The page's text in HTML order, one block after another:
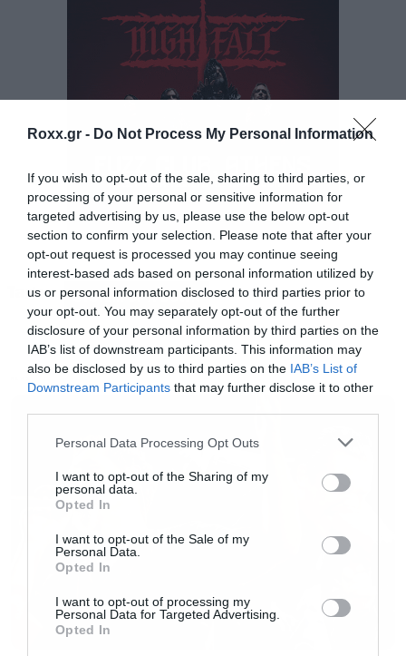
Roxx.gr - Do Not Process My Personal Information
If you wish to opt-out of the sale, sharing to third parties, or
processing of your personal or sensitive information for
targeted advertising by us, please use the below opt-out
section to confirm your selection. Please note that after your
opt-out request is processed you may continue seeing
interest-based ads based on personal information utilized by
us or personal information disclosed to third parties prior to
your opt-out. You may separately opt-out of the further
disclosure of your personal information by third parties on the
IAB’s list of downstream participants. This information may
also be disclosed by us to third parties on the IAB’s List of
Downstream Participants that may further disclose it to other
Please note that this website/app uses one or more Google
not limited to your visit or usage behaviour. You may click to
grant or deny consent to Google and its third-party tags to
use your data for below specified purposes in below Google
consent section.
Personal Data Processing Opt Outs
I want to opt-out of the Sharing of my
personal data.
Opted In
I want to opt-out of the Sale of my
Personal Data.
Opted In
I want to opt-out of processing my
Personal Data for Targeted Advertising.
Opted In
Προφανώς δηλαδή ήταν κομμάτια.
Η περιοδεία του συγκροτήματος θα γίνει
κανονικά, ενώ όπως τονίζεται το νέο άλμπουμ,
Η ανακοίνωση:
Νωρίτερα, ο Shavo έκανε κάποιες δηλώσεις στην
προσωπική του σελίδα στο Facebook οι οποίες
δεν αντανακλούν τα συλλογικά συναισθήματα
της μπάντας. Ήταν παραπλανητικές και έγιναν
Tags: SYSTEM OF A DOWN